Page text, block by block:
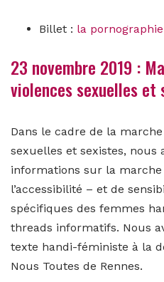
Billet : la
23 novembre 2019 :
violences sexuelles et
Dans le cadre de la
sexuelles et sexistes, nous
informations sur la
l’accessibilité – et de
spécifiques des femmes
threads informatifs. Nous
texte handi-féministe à la
Nous Toutes de Rennes.